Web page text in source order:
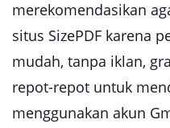
merekomendasikan
situs SizePDF karena
mudah, tanpa iklan,
repot-repot untuk
menggunakan akun